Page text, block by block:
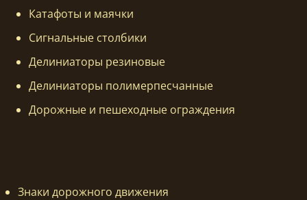
Катафоты и маячки
Сигнальные столбики
Делиниаторы резиновые
Делиниаторы полимерпесчанные
Дорожные и пешеходные ограждения
Знаки дорожного движения